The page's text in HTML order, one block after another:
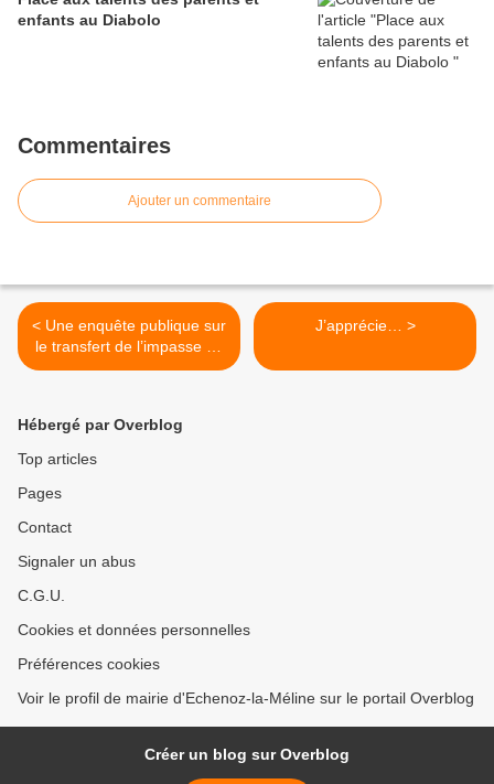
enfants au Diabolo
Commentaires
Ajouter un commentaire
< Une enquête publique sur
le transfert de l’impasse de
Presles au domaine public
J’apprécie… >
Hébergé par Overblog
Top articles
Pages
Contact
Signaler un abus
C.G.U.
Cookies et données personnelles
Préférences cookies
Voir le profil de mairie d'Echenoz-la-Méline sur le portail Overblog
Créer un blog sur Overblog